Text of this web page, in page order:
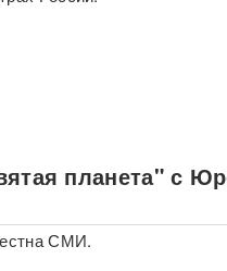
планета" с
СМИ.